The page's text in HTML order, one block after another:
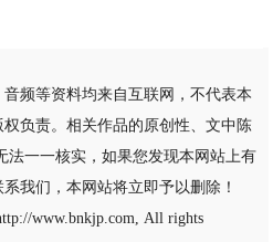
频等资料均来自互联网，不代表本
负责。相关作品的原创性、文中陈
法一一核实，如果您发现本网站上有
我们，本网站将立即予以删除！
www.bnkjp.com, All rights